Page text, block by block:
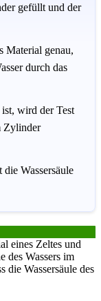
gefüllt und der
Material genau,
durch das
wird der Test
Zylinder
Wassersäule
eines Zeltes und
des Wassers im
die Wassersäule des